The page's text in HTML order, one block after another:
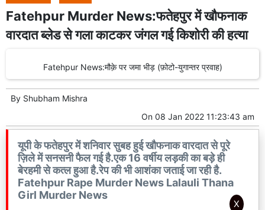
Fatehpur Murder News:फतेहपुर में खौफनाक
वारदात ब्लेड से गला काटकर जंगल गई किशोरी की हत्या
Fatehpur News:मौक़े पर जमा भीड़ (फ़ोटो-युगान्तर प्रवाह)
By Shubham Mishra
On 08 Jan 2022 11:23:43 am
यूपी के फतेहपुर में शनिवार सुबह हुई खौफनाक वारदात से पूरे
ज़िले में सनसनी फैल गई है.एक 16 वर्षीय लड़की का बड़े ही
बेरहमी से कत्ल हुआ है.रेप की भी आशंका जताई जा रही है.
Fatehpur Rape Murder News Lalauli Thana
Girl Murder News
X